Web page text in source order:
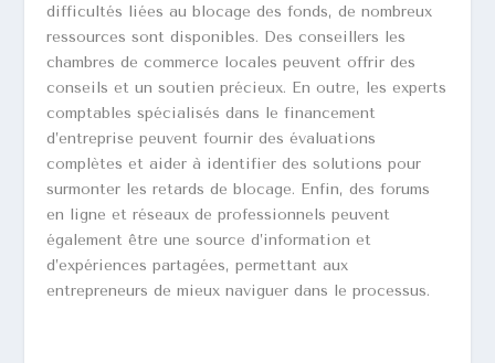
difficultés liées au blocage des fonds, de nombreux
ressources sont disponibles. Des conseillers les
chambres de commerce locales peuvent offrir des
conseils et un soutien précieux. En outre, les experts
comptables spécialisés dans le financement
d’entreprise peuvent fournir des évaluations
complètes et aider à identifier des solutions pour
surmonter les retards de blocage. Enfin, des forums
en ligne et réseaux de professionnels peuvent
également être une source d’information et
d’expériences partagées, permettant aux
entrepreneurs de mieux naviguer dans le processus.